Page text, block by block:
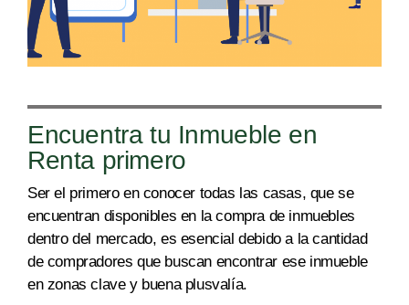
Encuentra tu Inmueble en
Renta primero
Ser el primero en conocer todas las casas, que se
encuentran disponibles en la compra de inmuebles
dentro del mercado, es esencial debido a la cantidad
de compradores que buscan encontrar ese inmueble
enzonas clave y buena plusvalía.